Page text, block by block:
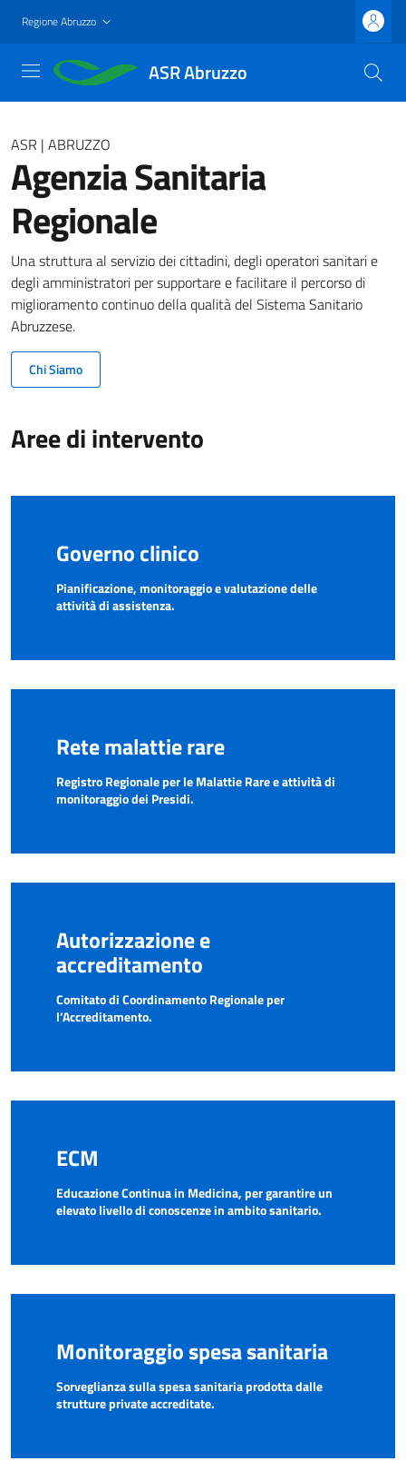
principale
Regione Abruzzo
ASR Abruzzo
ASR | ABRUZZO
Agenzia Sanitaria
Regionale
Una struttura al servizio dei cittadini, degli operatori sanitari e
degli amministratori per supportare e facilitare il percorso di
miglioramento continuo della qualità del Sistema Sanitario
Abruzzese.
Chi Siamo
Aree di intervento
Governo clinico
Pianificazione, monitoraggio e valutazione delle
attività di assistenza.
Rete malattie rare
Registro Regionale per le Malattie Rare e attività di
monitoraggio dei Presidi.
Autorizzazione e
accreditamento
Comitato di Coordinamento Regionale per
l’Accreditamento.
ECM
Educazione Continua in Medicina, per garantire un
elevato livello di conoscenze in ambito sanitario.
Monitoraggio spesa sanitaria
Sorveglianza sulla spesa sanitaria prodotta dalle
strutture private accreditate.